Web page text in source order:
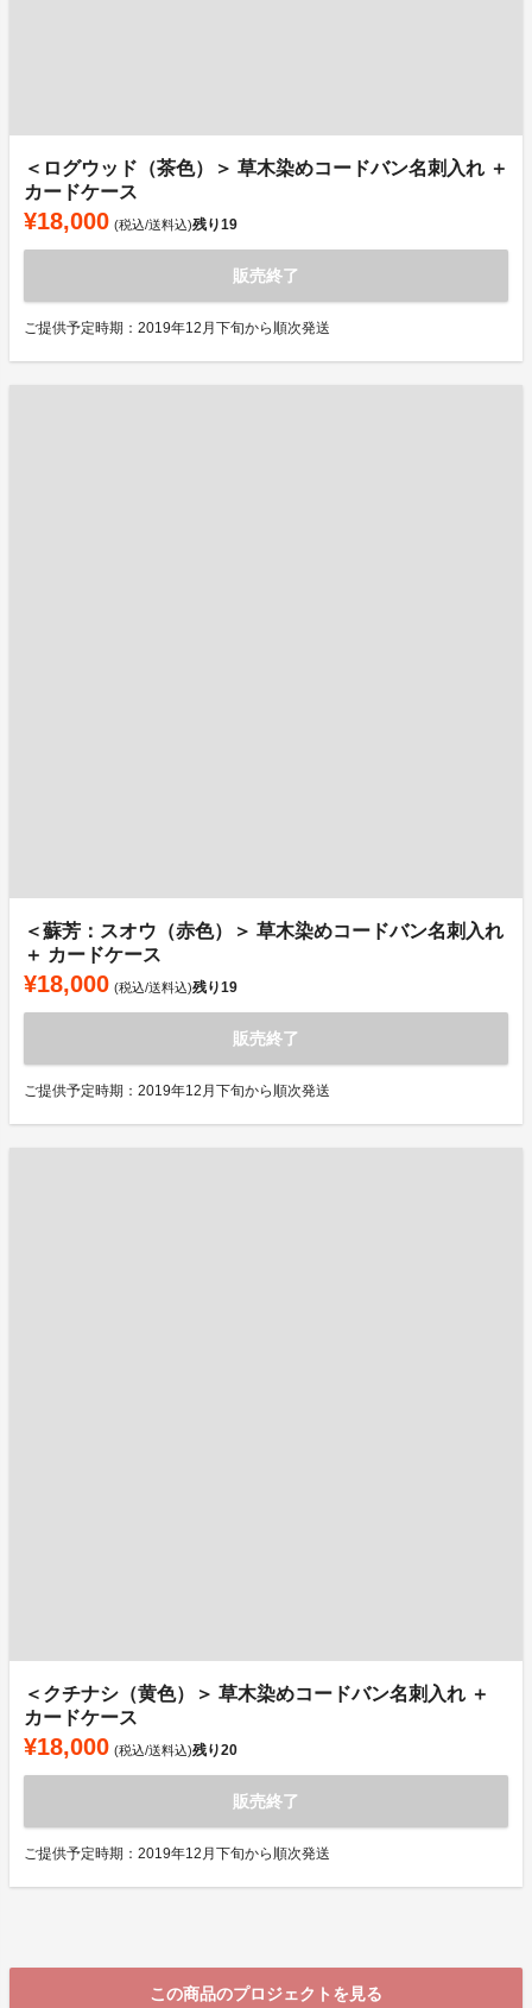
＜ログウッド（茶色）＞ 草木染めコードバン名刺入れ ＋
カードケース
¥18,000 (税込/送料込)残り19
販売終了
ご提供予定時期：2019年12月下旬から順次発送
＜蘇芳：スオウ（赤色）＞ 草木染めコードバン名刺入れ
＋ カードケース
¥18,000 (税込/送料込)残り19
販売終了
ご提供予定時期：2019年12月下旬から順次発送
＜クチナシ（黄色）＞ 草木染めコードバン名刺入れ ＋
カードケース
¥18,000 (税込/送料込)残り20
販売終了
ご提供予定時期：2019年12月下旬から順次発送
この商品のプロジェクトを見る